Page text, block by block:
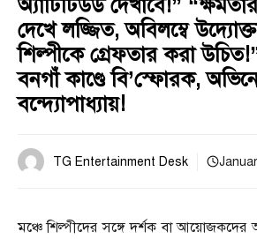
অ্যাটিটিউড দেখাবে!”
দেখে লজ্জিত, অবিলম্বে
শিল্পীকে গ্রেফতার করা
বনগাঁ কাণ্ডে বি’স্ফোরক,
বন্দ্যোপাধ্যায়!
TG Entertainment Desk
মঞ্চে শিল্পীদের সঙ্গে দর্শক বা আয়োজকদের